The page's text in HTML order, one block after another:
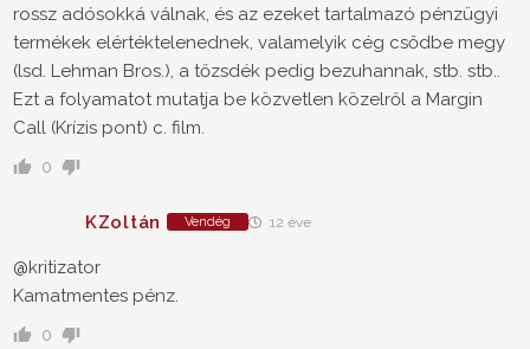
rossz adósokká válnak, és az ezeket tartalmazó pénzügyi
termékek elértéktelenednek, valamelyik cég csődbe megy
(lsd. Lehman Bros.), a tőzsdék pedig bezuhannak, stb. stb..
Ezt a folyamatot mutatja be közvetlen közelről a Margin
Call (Krízis pont) c. film.
0
KZoltán Vendég 12 éve
@kritizator
Kamatmentes pénz.
0